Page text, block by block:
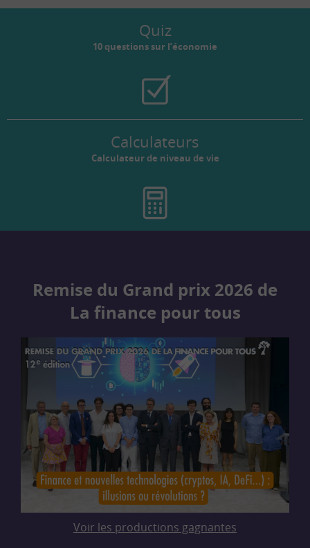
Quiz
10 questions sur l’économie
Calculateurs
Calculateur de niveau de vie
Remise du Grand prix 2026 de
La finance pour tous
Voir les productions gagnantes